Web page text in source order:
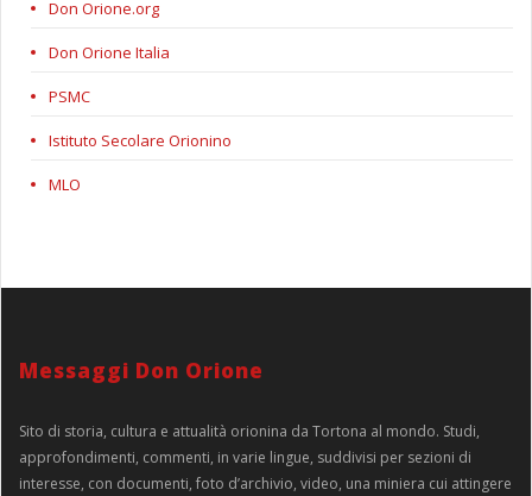
Don Orione.org
Don Orione Italia
PSMC
Istituto Secolare Orionino
MLO
Messaggi Don Orione
Sito di storia, cultura e attualità orionina da Tortona al mondo. Studi,
approfondimenti, commenti, in varie lingue, suddivisi per sezioni di
interesse, con documenti, foto d’archivio, video, una miniera cui attingere